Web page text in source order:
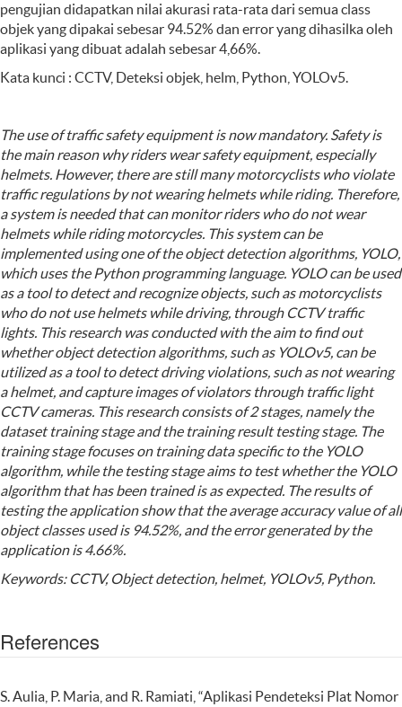
pengujian didapatkan nilai akurasi rata-rata dari semua class
objek yang dipakai sebesar 94.52% dan error yang dihasilka oleh
aplikasi yang dibuat adalah sebesar 4,66%.
Kata kunci : CCTV, Deteksi objek, helm, Python, YOLOv5.
The use of traffic safety equipment is now mandatory. Safety is
the main reason why riders wear safety equipment, especially
helmets. However, there are still many motorcyclists who violate
traffic regulations by not wearinghelmetswhile riding. Therefore,
a system is needed that can monitor riders who do not wear
helmets while riding motorcycles. This system can be
implemented using one of the object detection algorithms, YOLO,
which uses the Python programming language. YOLO can be used
as a tool to detect and recognize objects, such as motorcyclists
who do not use helmets while driving, through CCTV traffic
lights. This research was conducted with the aim to find out
whether object detection algorithms, such as YOLOv5, can be
utilized as a tool to detect driving violations, such as not wearing
a helmet, and capture images of violators through traffic light
CCTV cameras. This research consists of 2 stages, namely the
dataset training stage and the training result testing stage. The
training stage focuses on training data specific to the YOLO
algorithm, while the testing stage aims to test whether the YOLO
algorithm that has been trained is as expected. The results of
testing the application show that the average accuracy value of all
object classes used is 94.52%, and the error generated by the
application is 4.66%.
Keywords:CCTV, Objectdetection, helmet, YOLOv5, Python.
References
S. Aulia, P. Maria, and R. Ramiati, “Aplikasi Pendeteksi Plat Nomor